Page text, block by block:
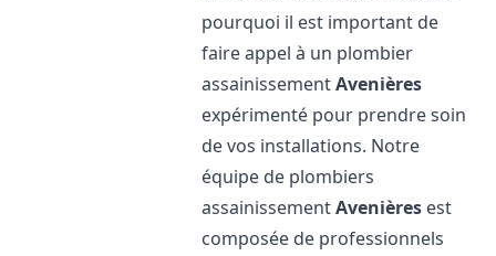
pourquoi il est important de
faire appel à un plombier
assainissementAvenières
expérimenté pour prendre soin
de vos installations. Notre
équipe de plombiers
assainissementAvenières est
composée de professionnels